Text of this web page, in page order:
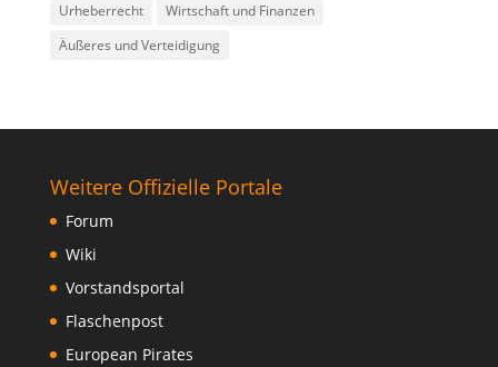
Urheberrecht
Wirtschaft und Finanzen
Äußeres und Verteidigung
Weitere Offizielle Portale
Forum
Wiki
Vorstandsportal
Flaschenpost
European Pirates